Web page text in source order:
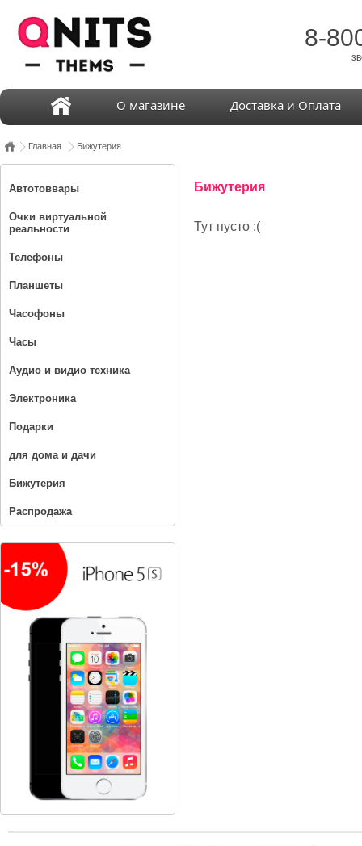
8-
О магазине Доставка и Оплата
Главная Бижутерия
Автотоввары
Очки виртуальной
реальности
Телефоны
Планшеты
Часофоны
Часы
Аудио и видио техника
Электроника
Подарки
для дома и дачи
Бижутерия
Распродажа
Бижутерия
Тут пусто :(